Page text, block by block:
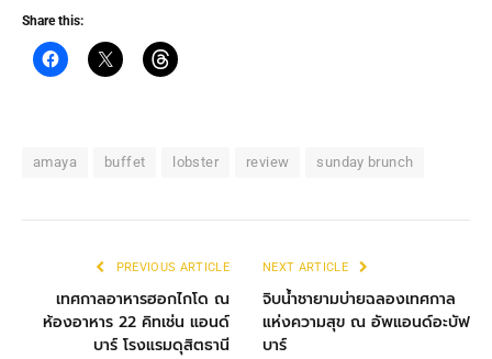
Share this:
amaya buffet lobster review sunday brunch
PREVIOUS ARTICLE
เทศกาลอาหารฮอกไกโด ณ
ห้องอาหาร 22 คิทเช่น แอนด์
บาร์ โรงแรมดุสิตธานี
NEXT ARTICLE
จิบน้ำชายามบ่ายฉลองเทศกาล
แห่งความสุข ณ อัพแอนด์อะบัฟ
บาร์